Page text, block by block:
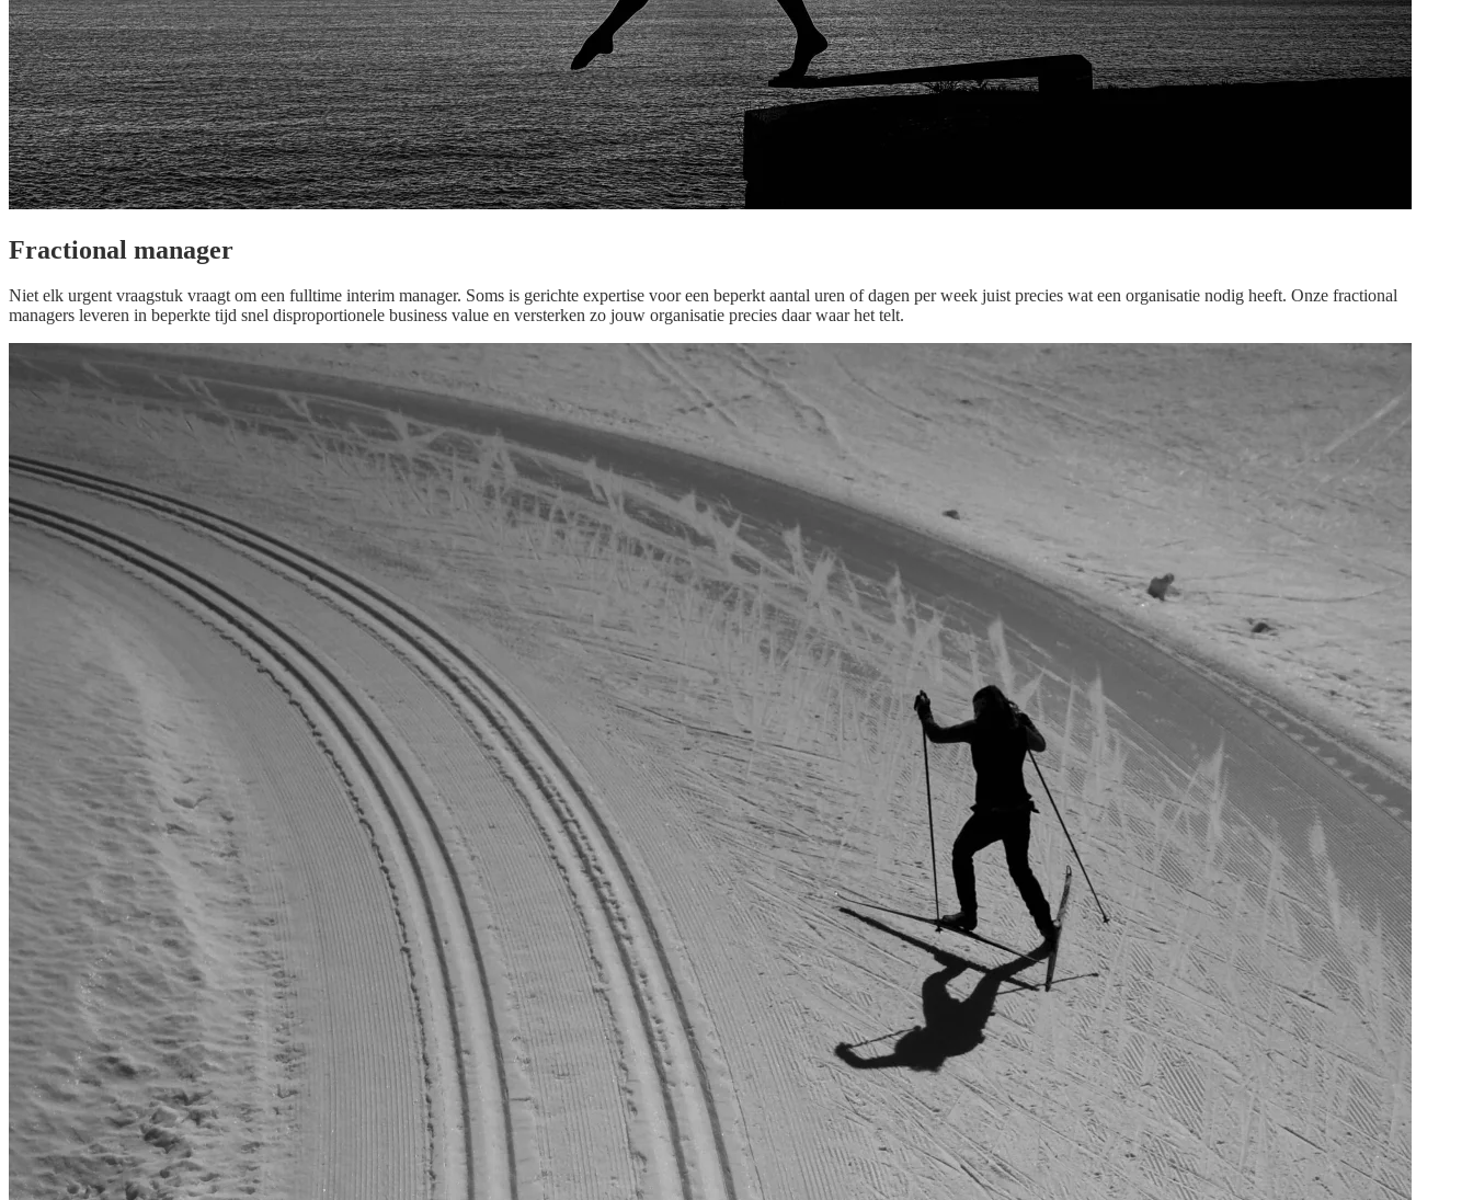
Fractional manager
Niet elk urgent vraagstuk vraagt om een fulltime interim manager. Soms is gerichte expertise voor een beperkt aantal uren of dagen per week juist precies wat een organisatie nodig heeft. Onze fractional
managers leveren in beperkte tijd snel disproportionele business value en versterken zo jouw organisatie precies daar waar het telt.